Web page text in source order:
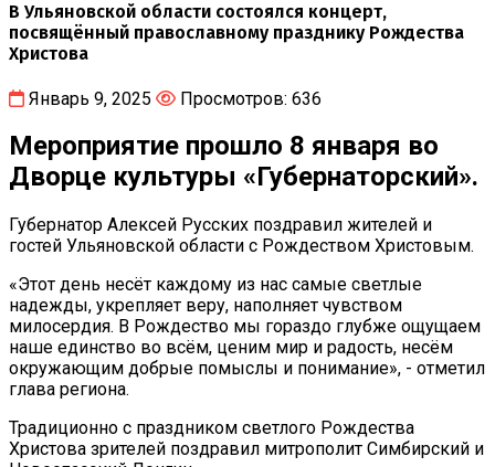
В Ульяновской области состоялся концерт,
посвящённый православному празднику Рождества
Христова
Январь 9, 2025 Просмотров: 636
Мероприятие прошло 8 января во
Дворце культуры «Губернаторский».
Губернатор Алексей Русских поздравил жителей и
гостей Ульяновской области с Рождеством Христовым.
«Этот день несёт каждому из нас самые светлые
надежды, укрепляет веру, наполняет чувством
милосердия. В Рождество мы гораздо глубже ощущаем
наше единство во всём, ценим мир и радость, несём
окружающим добрые помыслы и понимание», - отметил
глава региона.
Традиционно с праздником светлого Рождества
Христова зрителей поздравил митрополит Симбирский и